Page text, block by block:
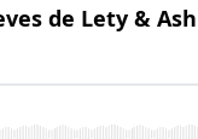
de Lety &